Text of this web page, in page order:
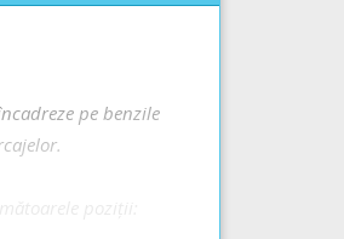
pe benzile
poziţii: